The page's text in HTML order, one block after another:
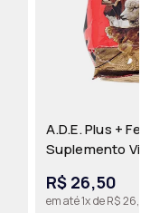
A.D.E. Plus +
Suplemento
Aves | Agronese
R$ 26,50
em até 1x de R$